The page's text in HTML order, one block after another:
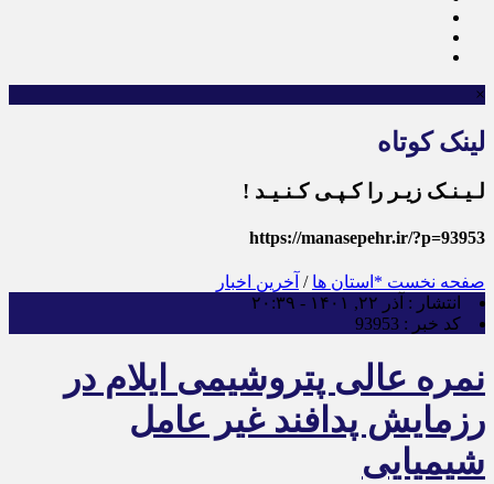
×
لینک کوتاه
لـیـنـک زیـر را کـپـی کـنـیـد !
https://manasepehr.ir/?p=93953
صفحه نخست *استان ها / آخرین اخبار
انتشار : آذر ۲۲, ۱۴۰۱ - ۲۰:۳۹
کد خبر : 93953
نمره عالی پتروشیمی ایلام در
رزمایش پدافند غیر عامل
شیمیایی